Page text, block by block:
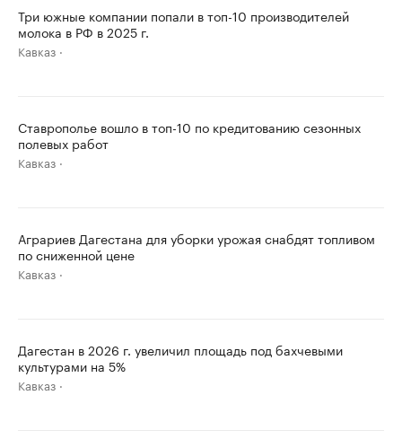
Три южные компании попали в топ-10 производителей
молока в РФ в 2025 г.
Кавказ
Ставрополье вошло в топ-10 по кредитованию сезонных
полевых работ
Кавказ
Аграриев Дагестана для уборки урожая снабдят топливом
по сниженной цене
Кавказ
Дагестан в 2026 г. увеличил площадь под бахчевыми
культурами на 5%
Кавказ